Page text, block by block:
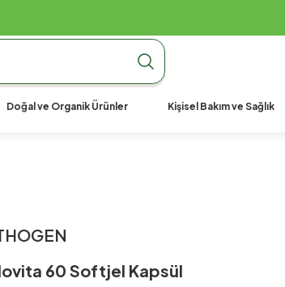
Kargo990 TL Üzeri Ücretsiz Kargo
Doğal ve Organik Ürünler Kişisel Bakım ve Sağlık
60 Softjel Kapsül